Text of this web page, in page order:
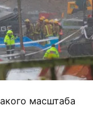
масштаба